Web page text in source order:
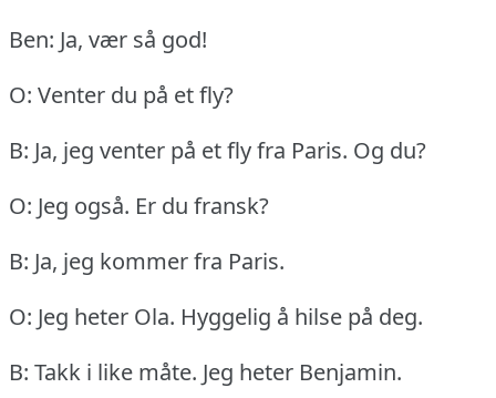
Ben: Ja, vær så god!
O: Venter du på et fly?
B: Ja, jeg venter på et fly fra Paris. Og du?
O: Jeg også. Er du fransk?
B: Ja, jeg kommer fra Paris.
O: Jeg heter Ola. Hyggelig å hilse på deg.
B: Takk i like måte. Jeg heter Benjamin.